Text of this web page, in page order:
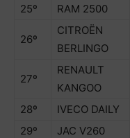
25º RAM 2500
26º
CITROËN
BERLINGO
27º
RENAULT
KANGOO
28º IVECO DAILY
29º
JAC V260